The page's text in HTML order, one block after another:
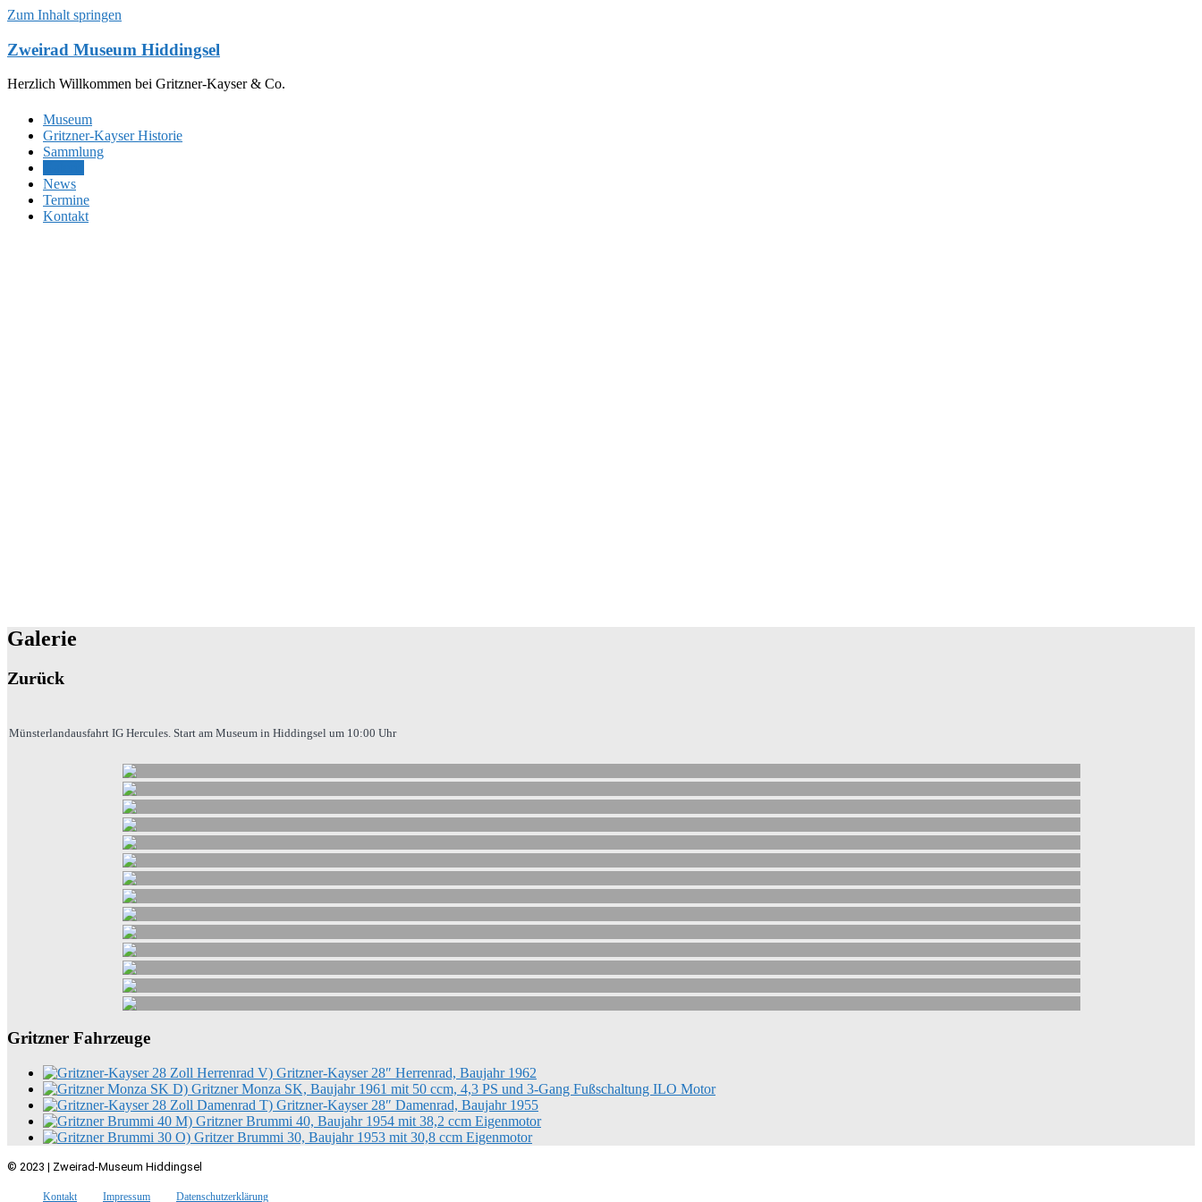
Zum Inhalt springen
Zweirad Museum Hiddingsel
Herzlich Willkommen bei Gritzner-Kayser & Co.
Museum
Gritzner-Kayser Historie
Sammlung
News
Termine
Kontakt
Galerie
Zurück
Münsterlandausfahrt IG Hercules. Start am Museum in Hiddingsel um 10:00 Uhr
Gritzner Fahrzeuge
V) Gritzner-Kayser 28″ Herrenrad, Baujahr 1962
D) Gritzner Monza SK, Baujahr 1961 mit 50 ccm, 4,3 PS und 3-Gang Fußschaltung ILO Motor
T) Gritzner-Kayser 28″ Damenrad, Baujahr 1955
M) Gritzner Brummi 40, Baujahr 1954 mit 38,2 ccm Eigenmotor
O) Gritzer Brummi 30, Baujahr 1953 mit 30,8 ccm Eigenmotor
© 2023 | Zweirad-Museum Hiddingsel
Kontakt Impressum Datenschutzerklärung